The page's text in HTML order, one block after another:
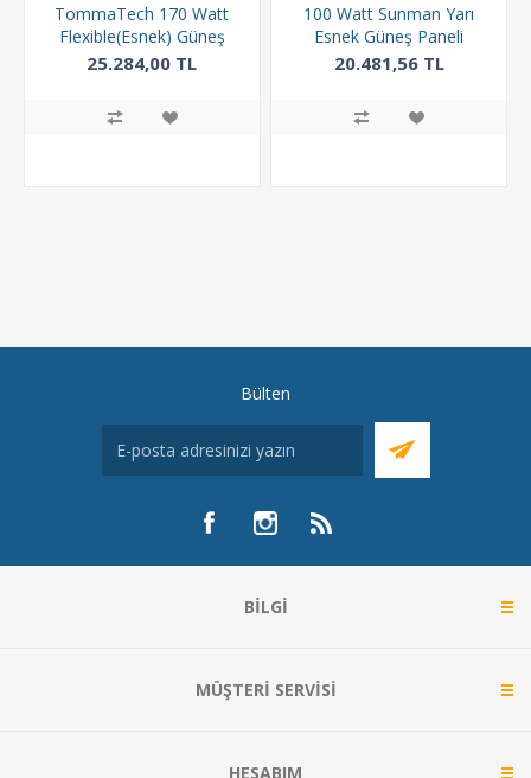
TommaTech 170 Watt
Flexible(Esnek) Güneş
Paneli
25.284,00 TL
100 Watt Sunman Yarı
Esnek Güneş Paneli
20.481,56 TL
Bülten
BILGI
MÜŞTERI SERVISI
HESABIM